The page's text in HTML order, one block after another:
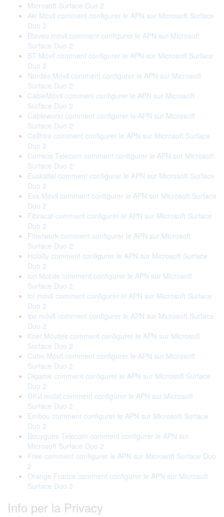
Microsoft Surface Duo 2
Aki Móvil comment configurer le APN sur Microsoft Surface
Duo 2
Blaveo móvil comment configurer le APN sur Microsoft
Surface Duo 2
BT Móvil comment configurer le APN sur Microsoft Surface
Duo 2
Nordés Móvil comment configurer le APN sur Microsoft
Surface Duo 2
CableMóvil comment configurer le APN sur Microsoft
Surface Duo 2
Cableworld comment configurer le APN sur Microsoft
Surface Duo 2
Cellhire comment configurer le APN sur Microsoft Surface
Duo 2
Correos Telecom comment configurer le APN sur Microsoft
Surface Duo 2
Euskaltel comment configurer le APN sur Microsoft Surface
Duo 2
Eva Móvil comment configurer le APN sur Microsoft Surface
Duo 2
Fibracat comment configurer le APN sur Microsoft Surface
Duo 2
Finetwork comment configurer le APN sur Microsoft
Surface Duo 2
Holafly comment configurer le APN sur Microsoft Surface
Duo 2
ion Mobile comment configurer le APN sur Microsoft
Surface Duo 2
lcr móvil comment configurer le APN sur Microsoft Surface
Duo 2
ipo móvil comment configurer le APN sur Microsoft Surface
Duo 2
Knet Móviles comment configurer le APN sur Microsoft
Surface Duo 2
Cube Móvil comment configurer le APN sur Microsoft
Surface Duo 2
Digame comment configurer le APN sur Microsoft Surface
Duo 2
DIGI mobil comment configurer le APN sur Microsoft
Surface Duo 2
Embou comment configurer le APN sur Microsoft Surface
Duo 2
Bouygues Telecom comment configurer le APN sur
Microsoft Surface Duo 2
Free comment configurer le APN sur Microsoft Surface Duo
2
Orange France comment configurer le APN sur Microsoft
Surface Duo 2
Info per la Privacy